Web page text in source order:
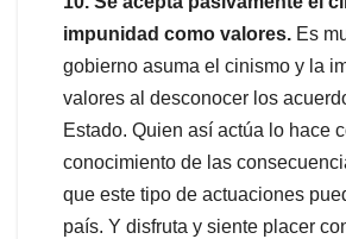
impunidad como valores. Es
gobierno asuma el cinismo y la
valores al desconocer los
Estado. Quien así actúa lo hace
conocimiento de las
que este tipo de actuaciones
país. Y disfruta y siente placer